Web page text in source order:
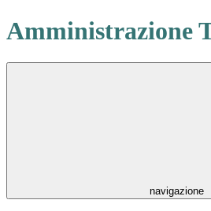
Amministrazione
navigazione